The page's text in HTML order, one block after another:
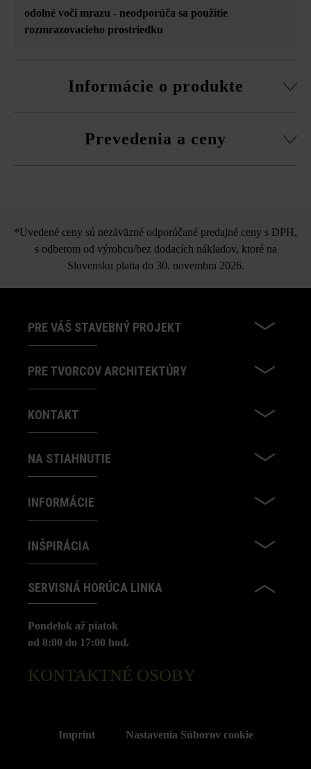
odolné voči mrazu - neodporúča sa použitie
rozmrazovacieho prostriedku
Informácie o produkte
schodoch s rozmerom 50 × 36,5 × 15 cm možný výber 3-
Prevedenia a ceny
bosovaný
*Uvedené ceny sú nezáväzné odporúčané predajné ceny s DPH,
s odberom od výrobcu/bez dodacích nákladov, ktoré na
Slovensku platia do 30. novembra 2026.
PRE VÁŠ STAVEBNÝ PROJEKT
PRE TVORCOV ARCHITEKTÚRY
KONTAKT
NA STIAHNUTIE
INFORMÁCIE
INŠPIRÁCIA
SERVISNÁ HORÚCA LINKA
Pondelok až piatok
od 8:00 do 17:00 hod.
KONTAKTNÉ OSOBY
Imprint Nastavenia Súborov cookie